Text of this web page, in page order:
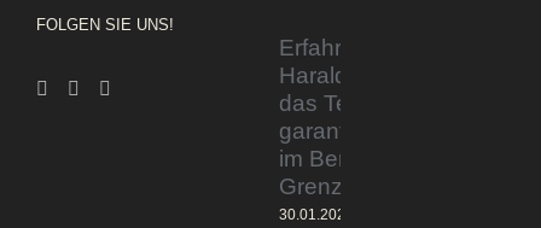
FOLGEN SIE UNS!
Erfahrener Experte
Harald Wesely stärkt
das Team von
garantiertmehrnetto.de
im Bereich
Grenzgänger
30.01.2024